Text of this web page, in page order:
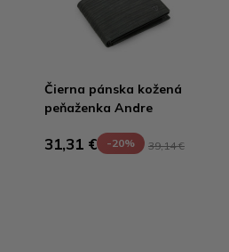
Čierna pánska kožená
peňaženka Andre
31,31 € -20% 39,14 €